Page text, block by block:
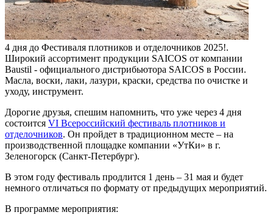
4 дня до Фестиваля плотников и отделочников 2025!.
Широкий ассортимент продукции SAICOS от компании
Baustil - официального дистрибьютора SAICOS в России.
Масла, воски, лаки, лазури, краски, средства по очистке и
уходу, инструмент.
Дорогие друзья, спешим напомнить, что уже через 4 дня
состоится VI Всероссийский фестиваль плотников и
отделочников. Он пройдет в традиционном месте – на
производственной площадке компании «УтКи» в г.
Зеленогорск (Санкт-Петербург).
В этом году фестиваль продлится 1 день – 31 мая и будет
немного отличаться по формату от предыдущих мероприятий.
В программе мероприятия: